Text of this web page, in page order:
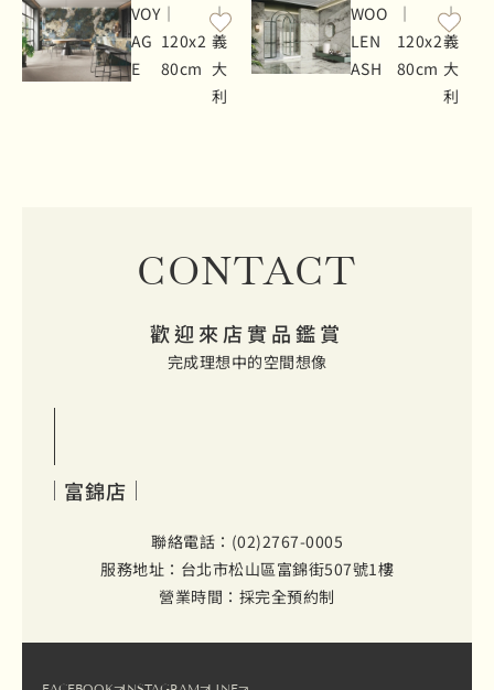
VOY
AG
E
｜
120x2
80cm
｜
義
大
利
WOO
LEN
ASH
｜
120x2
80cm
｜
義
大
利
CONTACT
歡迎來店實品鑑賞
完成理想中的空間想像
富錦店
聯絡電話：(02)2767-0005
服務地址：台北市松山區富錦街507號1樓
營業時間：採完全預約制